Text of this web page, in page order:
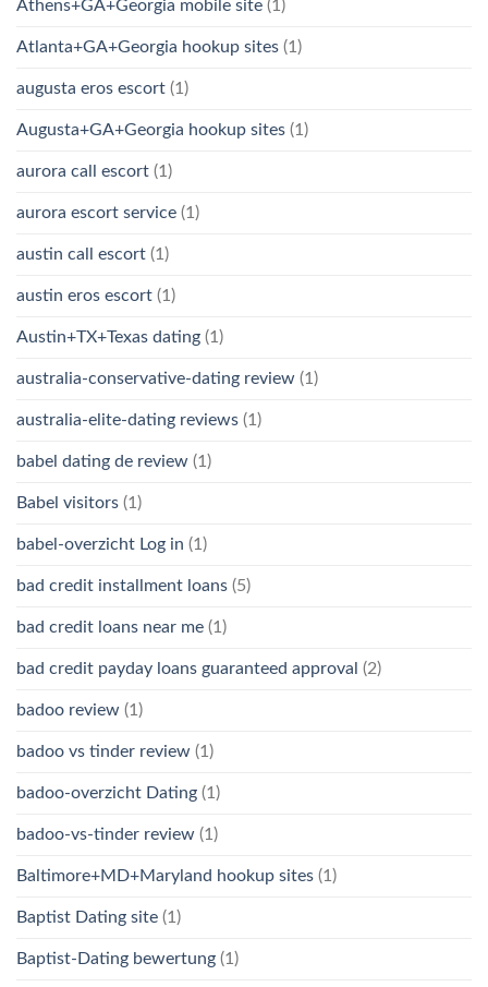
Athens+GA+Georgia mobile site (1)
Atlanta+GA+Georgia hookup sites (1)
augusta eros escort (1)
Augusta+GA+Georgia hookup sites (1)
aurora call escort (1)
aurora escort service (1)
austin call escort (1)
austin eros escort (1)
Austin+TX+Texas dating (1)
australia-conservative-dating review (1)
australia-elite-dating reviews (1)
babel dating de review (1)
Babel visitors (1)
babel-overzicht Log in (1)
bad credit installment loans (5)
bad credit loans near me (1)
bad credit payday loans guaranteed approval (2)
badoo review (1)
badoo vs tinder review (1)
badoo-overzicht Dating (1)
badoo-vs-tinder review (1)
Baltimore+MD+Maryland hookup sites (1)
Baptist Dating site (1)
Baptist-Dating bewertung (1)